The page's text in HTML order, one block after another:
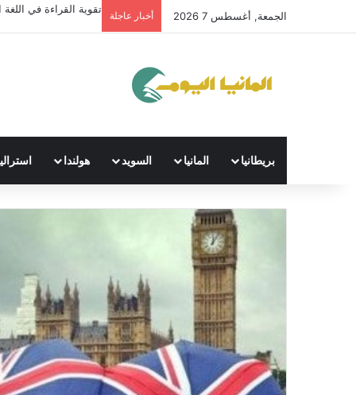
الجمعة, أغسطس 7 2026 أخبار عاجلة
تقوية القراءة في اللغة
بريطانيا المانيا السويد هولندا